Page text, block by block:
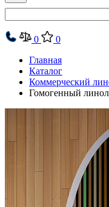
0
0
Главная
Каталог
Коммерческий
Гомогенный